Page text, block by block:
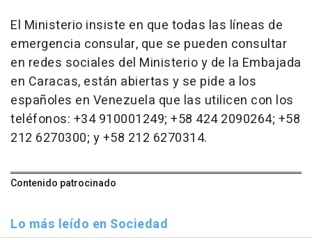
El Ministerio insiste en que todas las líneas de
emergencia consular, que se pueden consultar
en redes sociales del Ministerio y de la Embajada
en Caracas, están abiertas y se pide a los
españoles en Venezuela que las utilicen con los
teléfonos: +34 910001249; +58 424 2090264; +58
212 6270300; y +58 212 6270314.
Contenido patrocinado
Lo más leído en Sociedad